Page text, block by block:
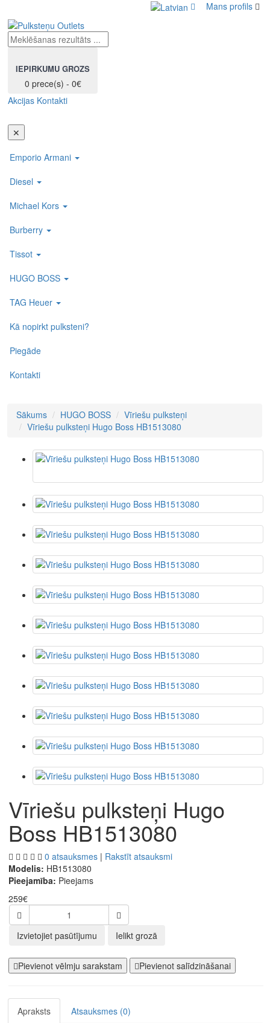
Mans profils
IEPIRKUMU GROZS
0 prece(s) - 0€
Akcijas Kontakti
✕
Emporio Armani
Diesel
Michael Kors
Burberry
Tissot
HUGO BOSS
TAG Heuer
Kā nopirkt pulksteni?
Piegāde
Kontakti
Sākums HUGO BOSS
Vīriešu pulksteņi
Vīriešu pulksteņi Hugo Boss HB1513080
Vīriešu pulksteņi Hugo
Boss HB1513080
0 atsauksmes | Rakstīt atsauksmi
Modelis: HB1513080
Pieejamība: Pieejams
259€
Izvietojiet pasūtījumu Ielikt grozā
Pievienot vēlmju sarakstam Pievienot salīdzināšanai
Apraksts
Atsauksmes (0)